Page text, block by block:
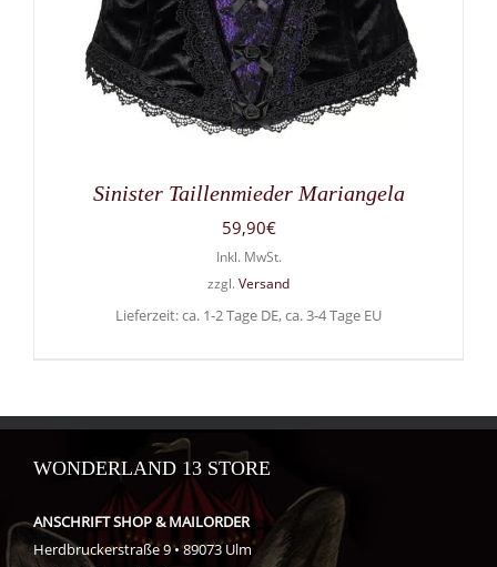
Sinister Taillenmieder Mariangela
59,90€
Inkl. MwSt.
zzgl.Versand
Lieferzeit: ca. 1-2 Tage DE, ca. 3-4 Tage EU
WONDERLAND 13 STORE
ANSCHRIFT SHOP & MAILORDER
Herdbruckerstraße 9 • 89073 Ulm